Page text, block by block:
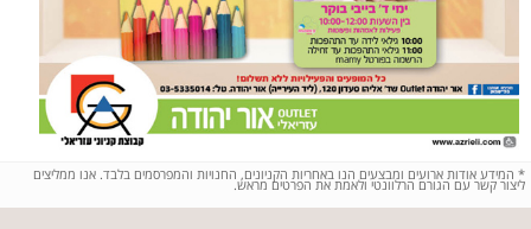
* המידע אודות ארועים ומבצעים הנו באחריות הקניונים, החנויות והמפרסמים בלבד. אנו ממליצים
ליצור קשר עם הגורם הרלוונטי ולאמת את הפרטים מראש.